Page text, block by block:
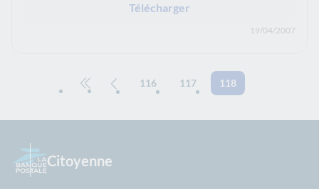
Télécharger
19/04/2007
116 117 118
Citoyenne